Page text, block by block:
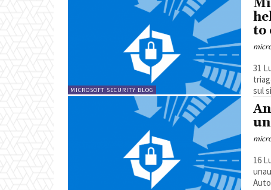
MICROSOFT SECURITY BLOG
to
31 Luglio
sul
16 Luglio